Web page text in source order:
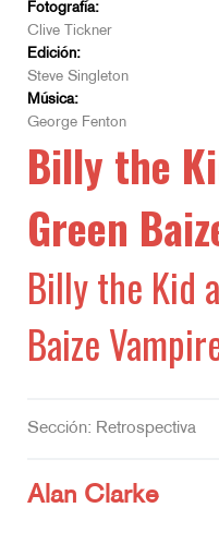
Fotografía:
Clive Tickner
Edición:
Steve Singleton
Música:
George Fenton
Billy the
Green
Billy the Kid
Baize
Sección: Retrospectiva
Alan Clarke